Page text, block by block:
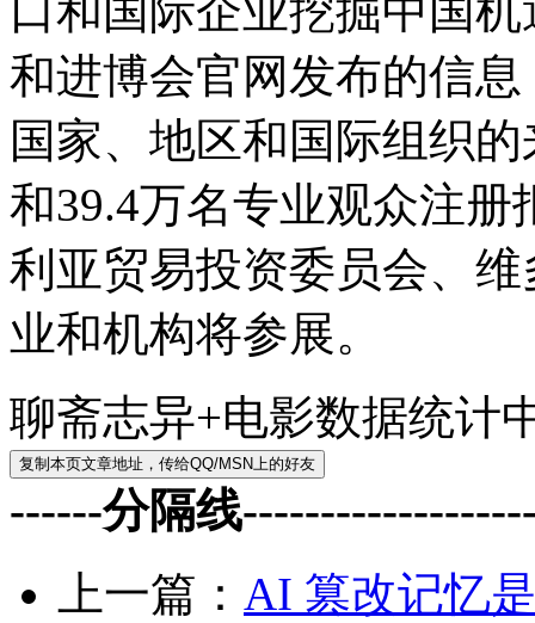
口和国际企业挖掘中国
和进博会官网发布的信
国家、地区和国际组织
和39.4万名专业观众注
利亚贸易投资委员会、
业和机构将参展。
聊斋志异+电影数据统计
------分隔线
上一篇： AI 篡改记忆